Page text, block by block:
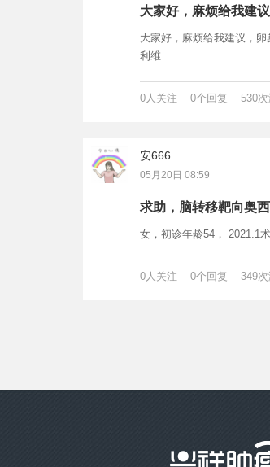
大家好，麻烦给我建议
大家好，麻烦给我建议，
利维...
0人关注 0个回复 530次
安666
05月20日 08:59
求助，脑转移靶向奥
女，初诊年龄54， 2021.1
0人关注 0个回复 349次